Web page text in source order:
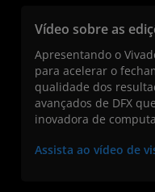
Vídeo sobre as
Apresentando o
para acelerar o
qualidade dos
avançados de DFX
inovadora de
Assista ao vídeo de